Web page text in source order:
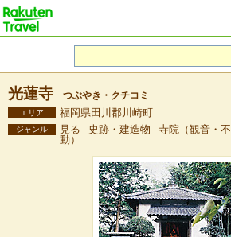
光蓮寺 つぶやき・クチコミ
エリア 福岡県田川郡川崎町
ジャンル
見る - 史跡・建造物 - 寺院（観音・不
動）